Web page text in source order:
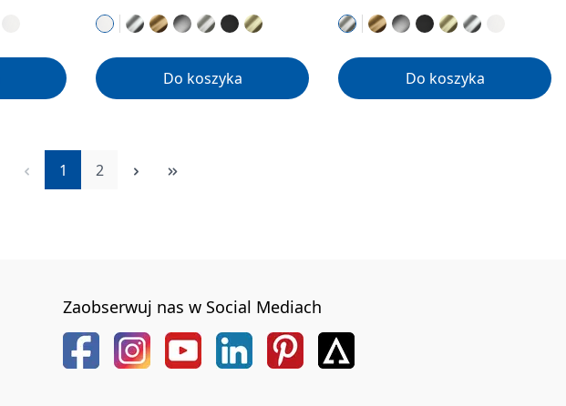
Do koszyka Do koszyka
Strona
1 Strona
2
Zaobserwuj nas w Social Mediach